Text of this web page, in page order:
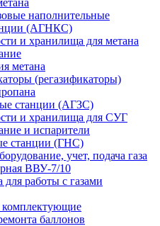
наполнительные
(АГНКС)
и хранилища для метана
метана
(регазификаторы)
станции (АГЗС)
и хранилища для СУГ
и испарители
станции (ГНС)
учет, подача газа
ВВУ-7/10
работы с газами
баллонов